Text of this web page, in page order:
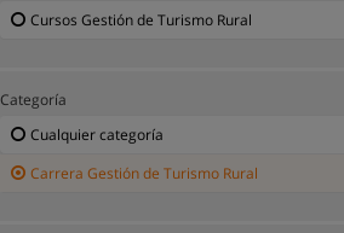
Cursos Gestión de Turismo Rural
Categoría
Cualquier categoría
Carrera Gestión de Turismo Rural